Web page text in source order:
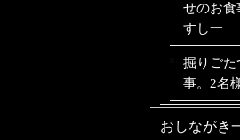
せのお食
すし一
掘りごた
事。2名
おしながき